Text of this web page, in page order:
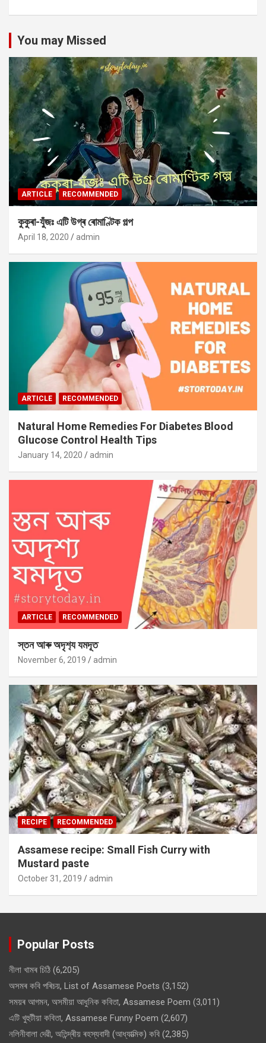
You may Missed
ARTICLE RECOMMENDED
কুকুৰা-যুঁজঃ এটি উগ্ৰ ৰোমাণ্টিক গল্প
April 18, 2020 admin
ARTICLE RECOMMENDED
Natural Home Remedies For Diabetes Blood
Glucose Control Health Tips
January 14, 2020 admin
ARTICLE RECOMMENDED
স্তন আৰু অদৃশ‍্য যমদূত
November 6, 2019 admin
RECIPE RECOMMENDED
Assamese recipe: Small Fish Curry with
Mustard paste
October 31, 2019 admin
Popular Posts
নীলা খামৰ চিঠি (6,205)
অসমৰ কবি পৰিচয়, List of Assamese Poets (3,152)
সময়ৰ আগমন, অসমীয়া আধুনিক কবিতা, Assamese Poem (3,011)
এটি খুহুটীয়া কবিতা, Assamese Funny Poem (2,607)
নলিনীবালা দেৱী, অতিন্দ্ৰীয় ৰহস্যবাদী (আধ্যাত্মিক) কবি (2,385)